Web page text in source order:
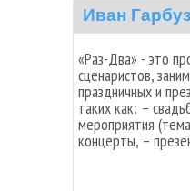
Иван Гарбуз
«Раз-Два» - это
сценаристов,
праздничных и
таких как: –
мероприятия
концерты, –